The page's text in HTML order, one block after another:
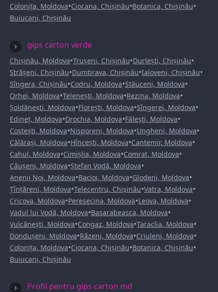
Colonița, Moldova•Ciocana, Chișinău•Botanica, Chișinău•
Buiucani, Chișinău
gips carton verde
Chișinău, Moldova•Trușeni, Chișinău•Durlești, Chișinău•
Strășeni, Chișinău•Dumbrava, Chișinău•Ialoveni, Chișinău•
Sîngera, Chișinău•Codru, Moldova•Stăuceni, Moldova•
Orhei, Moldova•Telenești, Moldova•Rezina, Moldova•
Șoldănești, Moldova•Florești, Moldova•Sîngerei, Moldova•
Edineț, Moldova•Drochia, Moldova•Fălești, Moldova•
Costești, Moldova•Nisporeni, Moldova•Ungheni, Moldova•
Călărași, Moldova•Hîncești, Moldova•Cantemir, Moldova•
Cahul, Moldova•Cimișlia, Moldova•Comrat, Moldova•
Căușeni, Moldova•Ștefan Vodă, Moldova•
Anenii Noi, Moldova•Bacioi, Moldova•Glodeni, Moldova•
Țînțăreni, Moldova•Telecentru, Chișinău•Vatra, Moldova•
Cricova, Moldova•Peresecina, Moldova•Leova, Moldova•
Vadul lui Vodă, Moldova•Basarabeasca, Moldova•
Vulcănești, Moldova•Congaz, Moldova•Taraclia, Moldova•
Dondușeni, Moldova•Răzeni, Moldova•Criuleni, Moldova•
Colonița, Moldova•Ciocana, Chișinău•Botanica, Chișinău•
Buiucani, Chișinău
Profil pentru gips carton md